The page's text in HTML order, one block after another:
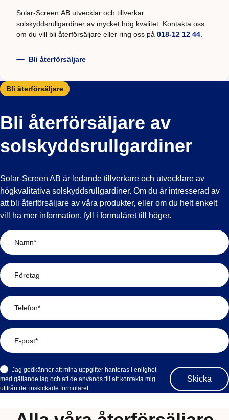
Solar-Screen AB utvecklar och tillverkar
solskyddsrullgardiner av mycket hög kvalitet. Kontakta oss
om du vill bli återförsäljare eller ring oss på 018-12 12 44
Bli återförsäljare
Bli återförsäljare
Bli återförsäljare av
solskyddsrullgardiner
Solar-Screen AB är ledande tillverkare och utvecklare av
högkvalitativa solskyddsrullgardiner. Om du är intresserad av
att bli återförsäljare av våra produkter, eller om du helt enkelt
vill ha mer information, fyll i formuläret till höger.
Jag godkänner att mina uppgifter hanteras i enlighet
med gällande lag och att de används till att kontakta mig
utifrån det inskickade formuläret.